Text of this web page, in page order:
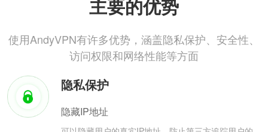
主要的优势
使用AndyVPN有许多优势，涵盖隐私保护、安全性、
访问权限和网络性能等方面
隐私保护
隐藏IP地址